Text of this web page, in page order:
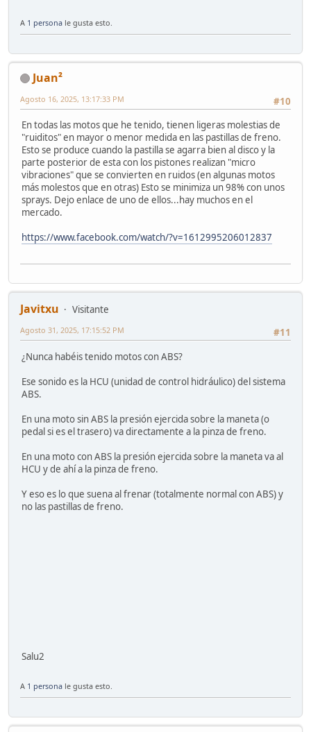
A 1 persona le gusta esto.
Juan²
#10
Agosto 16, 2025, 13:17:33 PM
En todas las motos que he tenido, tienen ligeras molestias de
"ruiditos" en mayor o menor medida en las pastillas de freno.
Esto se produce cuando la pastilla se agarra bien al disco y la
parte posterior de esta con los pistones realizan "micro
vibraciones" que se convierten en ruidos (en algunas motos
más molestos que en otras) Esto se minimiza un 98% con unos
sprays. Dejo enlace de uno de ellos...hay muchos en el
mercado.
https://www.facebook.com/watch/?v=1612995206012837
Javitxu
Visitante
#11
Agosto 31, 2025, 17:15:52 PM
¿Nunca habéis tenido motos con ABS?
Ese sonido es la HCU (unidad de control hidráulico) del sistema
ABS.
En una moto sin ABS la presión ejercida sobre la maneta (o
pedal si es el trasero) va directamente a la pinza de freno.
En una moto con ABS la presión ejercida sobre la maneta va al
HCU y de ahí a la pinza de freno.
Y eso es lo que suena al frenar (totalmente normal con ABS) y
no las pastillas de freno.
Salu2
A 1 persona le gusta esto.